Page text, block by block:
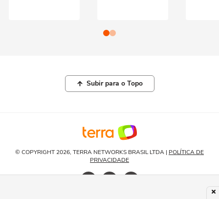
Subir para o Topo
© COPYRIGHT 2026, TERRA NETWORKS BRASIL LTDA | POLÍTICA DE
PRIVACIDADE